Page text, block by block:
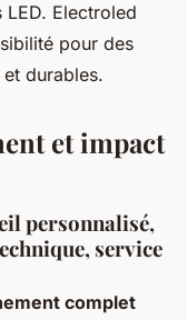
Electroled
pour des
durables.
et impact
personnalisé,
service
complet